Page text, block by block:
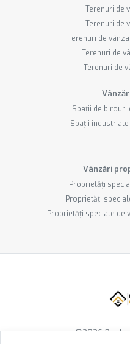
Terenuri de
Terenuri de
Terenuri de
Terenuri de
Terenuri de
Spații de birouri
Spații
Vânzări
Proprietăți
Proprietăți
Proprietăți speciale de
©2026Reale